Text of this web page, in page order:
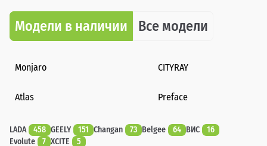
Модели в наличии Все модели
Monjaro CITYRAY
Atlas Preface
LADA 458 GEELY 151 Changan 73 Belgee 64 ВИС
16
Evolute
7 XCITE 5